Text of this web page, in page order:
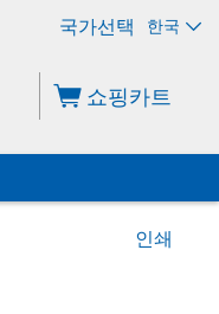
한국
쇼핑카트
인쇄